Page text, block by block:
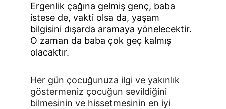
Ergenlik çağına gelmiş genç, baba
istese de, vakti olsa da, yaşam
bilgisini dışarda aramaya yönelecektir.
O zaman da baba çok geç kalmış
olacaktır.
Her gün çocuğunuza ilgi ve yakınlık
göstermeniz çocuğun sevildiğini
bilmesinin ve hissetmesinin en iyi